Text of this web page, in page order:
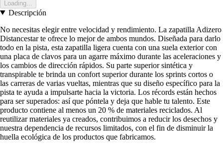
Loading...
Descripción
No necesitas elegir entre velocidad y rendimiento. La zapatilla Adizero
Distancestar te ofrece lo mejor de ambos mundos. Diseñada para darlo
todo en la pista, esta zapatilla ligera cuenta con una suela exterior con
una placa de clavos para un agarre máximo durante las aceleraciones y
los cambios de dirección rápidos. Su parte superior sintética y
transpirable te brinda un confort superior durante los sprints cortos o
las carreras de varias vueltas, mientras que su diseño específico para la
pista te ayuda a impulsarte hacia la victoria. Los récords están hechos
para ser superados: así que póntela y deja que hable tu talento. Este
producto contiene al menos un 20 % de materiales reciclados. Al
reutilizar materiales ya creados, contribuimos a reducir los desechos y
nuestra dependencia de recursos limitados, con el fin de disminuir la
huella ecológica de los productos que fabricamos.